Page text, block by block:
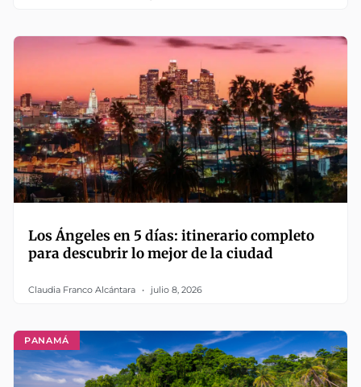
Los Ángeles en 5 días: itinerario completo
para descubrir lo mejor de la ciudad
Claudia Franco Alcántara julio 8, 2026
PANAMÁ